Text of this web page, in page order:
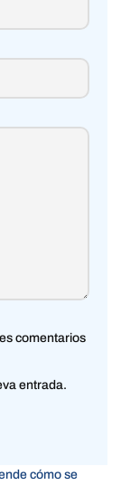
comentarios
entrada.
cómo se